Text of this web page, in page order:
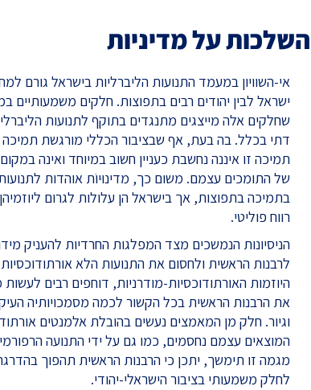
השלכות על מדיניות
אי-השוויון במעמד התנועות הליברליות בישראל גורם
ישראל לבין יהודים רבים בתפוצות. חלקים משמעותיים
שחלקים אלה מייצגים מתנגדים בתוקף לתנועות
דתי בכלל. בה בעת, אף שבציבור הכללי מורגשת
תמיכה זו איננה נחשבת כעניין חשוב במיוחד ואינה
של התומכים עצמם. משום כך, מדינוּיוֹת אוהדות
בתמיכה בתפוצות, אך בישראל הן עלולות לגרום
רווח פוליטי.
הניסיונות הנמשכים מצד המפלגות החרדיות להעניק
לרבנות הראשית ולחסום את התנועות הלא
היוזמות האורתודוכסיות-מודרניות, דוחפים רבים
את הרבנות הראשית בכל הקשור לכמה מסמכויותיה
וגיור. חלק מן המאמצים נעשים בהובלת אלמנטים
המוצאים עצמם נחסמים, כמו גם על ידי התנועה
מגמה זו תימשך, יתכן כי הרבנות הראשית תהפוך
לחלק משמעותי בציבור הישראלי-יהודי.